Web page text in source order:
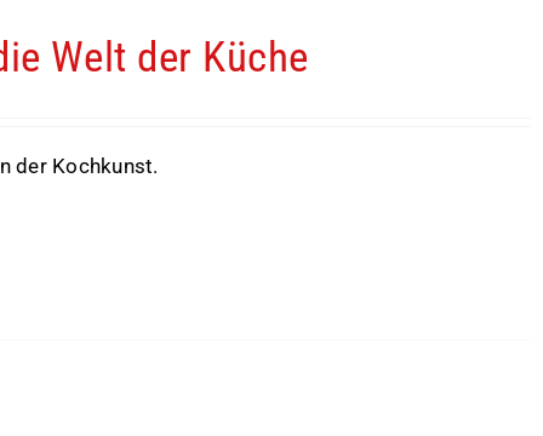
Welt der Küche
der Kochkunst.